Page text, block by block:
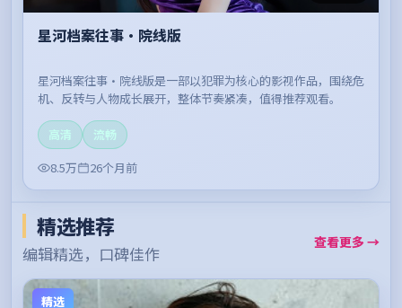
星河档案往事·院线版
星河档案往事·院线版是一部以犯罪为核心的影视作品，围绕危
机、反转与人物成长展开，整体节奏紧凑，值得推荐观看。
高清
流畅
8.5万
26个月前
精选推荐
编辑精选，口碑佳作
查看更多 →
精选